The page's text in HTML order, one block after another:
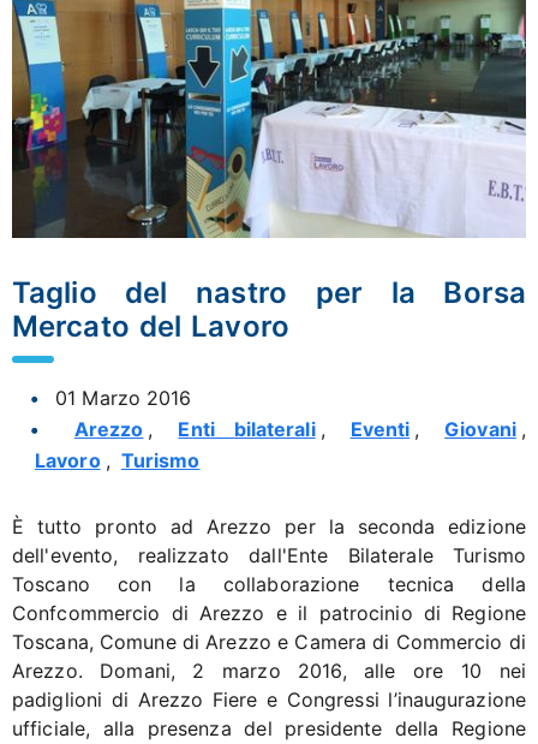
Taglio del nastro per la Borsa
Mercato del Lavoro
01 Marzo 2016
Arezzo , Enti bilaterali , Eventi , Giovani ,
Lavoro , Turismo
È tutto pronto ad Arezzo per la seconda edizione
dell'evento, realizzato dall'Ente Bilaterale Turismo
Toscano con la collaborazione tecnica della
Confcommercio di Arezzo e il patrocinio di Regione
Toscana, Comune di Arezzo e Camera di Commercio di
Arezzo. Domani, 2 marzo 2016, alle ore 10 nei
padiglioni di Arezzo Fiere e Congressi l’inaugurazione
ufficiale, alla presenza del presidente della Regione